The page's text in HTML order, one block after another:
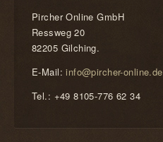
Pircher Online GmbH
Ressweg 20
82205 Gilching.
E-Mail:info@pircher-online.de
Tel.: +49 8105-776 62 34